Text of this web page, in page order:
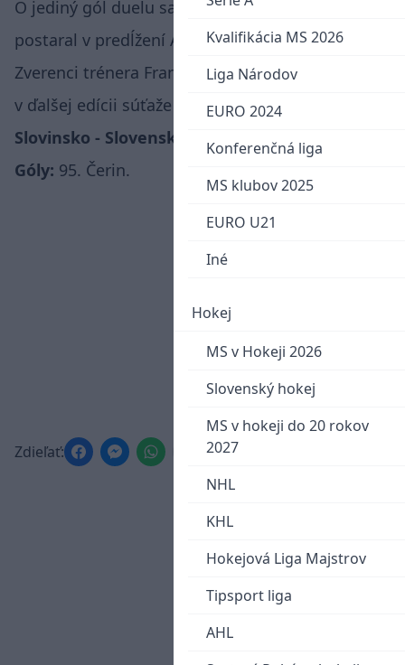
Kvalifikácia MS 2026
Liga Národov
EURO 2024
Konferenčná liga
MS klubov 2025
EURO U21
Iné
Hokej
MS v Hokeji 2026
Slovenský hokej
MS v hokeji do 20 rokov
2027
NHL
KHL
Hokejová Liga Majstrov
Tipsport liga
AHL
O jediný gól duelu sa na štadióne v Ľubľane
postaral v predĺžení Adam Gnezda Čerin.
Zverenci trénera Francesca Calzonu zostávajú aj
v ďalšej edícii súťaže v nižšej C-divízii.
Slovinsko - Slovensko 1:0pp (0:0)
Góly: 95. Čerin.
Zdieľať: